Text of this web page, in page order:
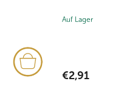
Auf Lager
€2,91